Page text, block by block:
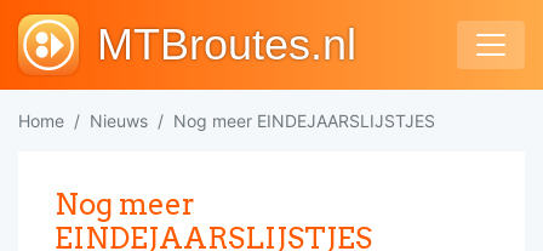
MTBroutes.nl
Home Nieuws Nog meer EINDEJAARSLIJSTJES
Nog meer
EINDEJAARSLIJSTJES